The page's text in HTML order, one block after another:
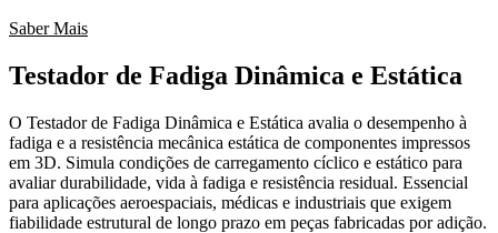
Saber Mais
Testador de Fadiga Dinâmica e Estática
O Testador de Fadiga Dinâmica e Estática avalia o desempenho à
fadiga e a resistência mecânica estática de componentes impressos
em 3D. Simula condições de carregamento cíclico e estático para
avaliar durabilidade, vida à fadiga e resistência residual. Essencial
para aplicações aeroespaciais, médicas e industriais que exigem
fiabilidade estrutural de longo prazo em peças fabricadas por adição.